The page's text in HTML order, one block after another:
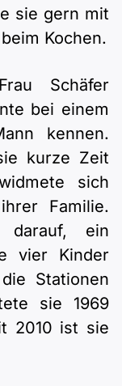
sie gern mit
Kochen.
Schäfer
bei einem
kennen.
kurze Zeit
sich
Familie.
ein
vier Kinder
Stationen
sie 1969
2010 ist sie